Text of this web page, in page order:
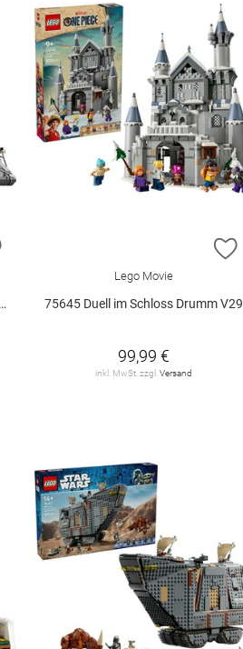
ZUR WUNSCHLISTE HINZUFÜGEN
Lego Movie
75645 Duell im Schloss Drumm V29
99,99 €
inkl. MwSt. zzgl.Versand